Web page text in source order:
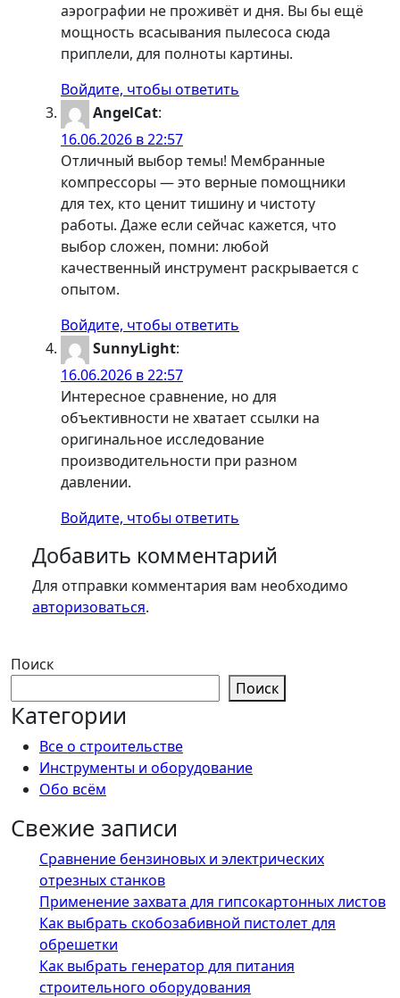
аэрографии не проживёт и дня. Вы бы ещё
мощность всасывания пылесоса сюда
приплели, для полноты картины.
Войдите, чтобы ответить
AngelCat:
16.06.2026 в 22:57
Отличный выбор темы! Мембранные
компрессоры — это верные помощники
для тех, кто ценит тишину и чистоту
работы. Даже если сейчас кажется, что
выбор сложен, помни: любой
качественный инструмент раскрывается с
опытом.
Войдите, чтобы ответить
SunnyLight:
16.06.2026 в 22:57
Интересное сравнение, но для
объективности не хватает ссылки на
оригинальное исследование
производительности при разном
давлении.
Войдите, чтобы ответить
Добавить комментарий
Для отправки комментария вам необходимо
авторизоваться.
Поиск
Поиск
Категории
Все о строительстве
Инструменты и оборудование
Обо всём
Свежие записи
Сравнение бензиновых и электрических
отрезных станков
Применение захвата для гипсокартонных листов
Как выбрать скобозабивной пистолет для
обрешетки
Как выбрать генератор для питания
строительного оборудования